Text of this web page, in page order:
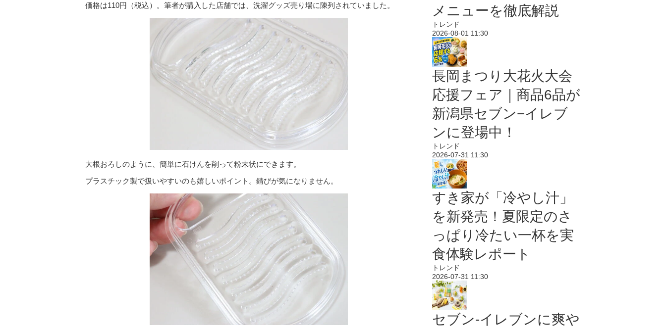
価格は110円（税込）。筆者が購入した店舗では、洗濯グッズ売り場に陳列されていました。
大根おろしのように、簡単に石けんを削って粉末状にできます。
プラスチック製で扱いやすいのも嬉しいポイント。錆びが気になりません。
メニューを徹底解説
トレンド
2026-08-01 11:30
長岡まつり大花火大会
応援フェア｜商品6品が
新潟県セブン−イレブ
ンに登場中！
トレンド
2026-07-31 11:30
すき家が「冷やし汁」
を新発売！夏限定のさ
っぱり冷たい一杯を実
食体験レポート
トレンド
2026-07-31 11:30
セブン‐イレブンに爽や